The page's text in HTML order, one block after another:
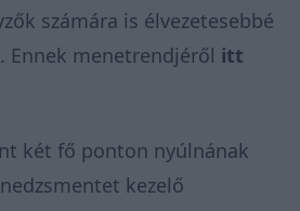
számára is élvezetesebbé
Ennek menetrendjéről itt
két fő ponton nyúlnának
kezelő